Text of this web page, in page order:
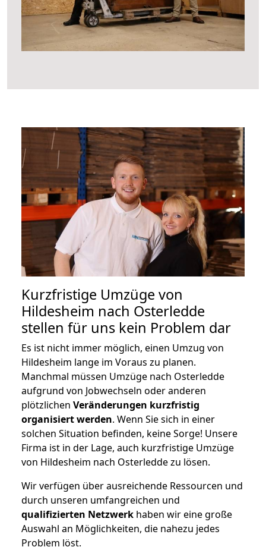
Kurzfristige Umzüge von
Hildesheim nach Osterledde
stellen für uns kein Problem dar
Es ist nicht immer möglich, einen Umzug von
Hildesheim lange im Voraus zu planen.
Manchmal müssen Umzüge nach Osterledde
aufgrund von Jobwechseln oder anderen
plötzlichen Veränderungen kurzfristig
organisiert werden. Wenn Sie sich in einer
solchen Situation befinden, keine Sorge! Unsere
Firma ist in der Lage, auch kurzfristige Umzüge
von Hildesheim nach Osterledde zu lösen.
Wir verfügen über ausreichende Ressourcen und
durch unseren umfangreichen und
qualifizierten Netzwerk haben wir eine große
Auswahl an Möglichkeiten, die nahezu jedes
Problem löst.